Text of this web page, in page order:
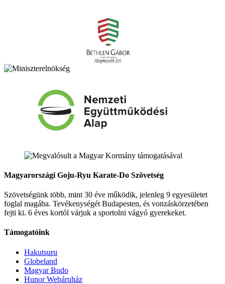
Magyarországi Goju-Ryu Karate-Do Szövetség
Szövetségünk több, mint 30 éve működik, jelenleg 9 egyesületet
foglal magába. Tevékenységét Budapesten, és vonzáskörzetében
fejti ki. 6 éves kortól várjuk a sportolni vágyó gyerekeket.
Támogatóink
Hakutsuru
Globeland
Magyar Budo
Hunor Webáruház